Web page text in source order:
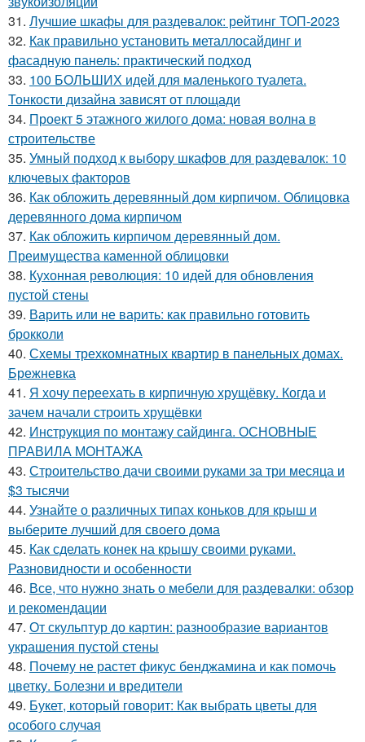
31. Лучшие шкафы для раздевалок: рейтинг ТОП-2023
32. Как правильно установить металлосайдинг и
фасадную панель: практический подход
33. 100 БОЛЬШИХ идей для маленького туалета.
Тонкости дизайна зависят от площади
34. Проект 5 этажного жилого дома: новая волна в
строительстве
35. Умный подход к выбору шкафов для раздевалок: 10
ключевых факторов
36. Как обложить деревянный дом кирпичом. Облицовка
деревянного дома кирпичом
37. Как обложить кирпичом деревянный дом.
Преимущества каменной облицовки
38. Кухонная революция: 10 идей для обновления
пустой стены
39. Варить или не варить: как правильно готовить
брокколи
40. Схемы трехкомнатных квартир в панельных домах.
Брежневка
41. Я хочу переехать в кирпичную хрущёвку. Когда и
зачем начали строить хрущёвки
42. Инструкция по монтажу сайдинга. ОСНОВНЫЕ
ПРАВИЛА МОНТАЖА
43. Строительство дачи своими руками за три месяца и
$3 тысячи
44. Узнайте о различных типах коньков для крыш и
выберите лучший для своего дома
45. Как сделать конек на крышу своими руками.
Разновидности и особенности
46. Все, что нужно знать о мебели для раздевалки: обзор
и рекомендации
47. От скульптур до картин: разнообразие вариантов
украшения пустой стены
48. Почему не растет фикус бенджамина и как помочь
цветку. Болезни и вредители
49. Букет, который говорит: Как выбрать цветы для
особого случая